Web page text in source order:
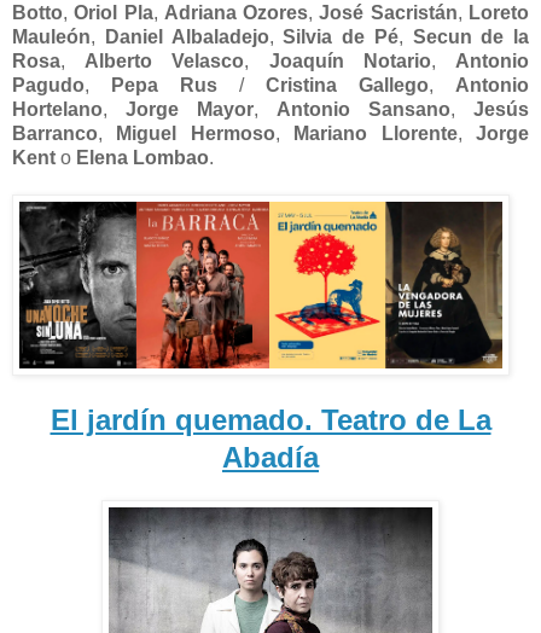
Botto,Oriol Pla, Adriana Ozores,José Sacristán, Loreto
Mauleón, Daniel Albaladejo,Silvia de Pé, Secun de la
Rosa, Alberto Velasco, Joaquín Notario, Antonio
Pagudo, Pepa Rus / Cristina Gallego, Antonio
Hortelano, Jorge Mayor, Antonio Sansano,
Jesús
Barranco, Miguel Hermoso, Mariano Llorente,Jorge
Kent o Elena Lombao.
El jardín quemado. Teatro de La
Abadía